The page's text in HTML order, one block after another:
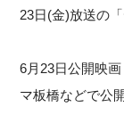
23日(金)放送の
6月23日公開映
マ板橋などで公